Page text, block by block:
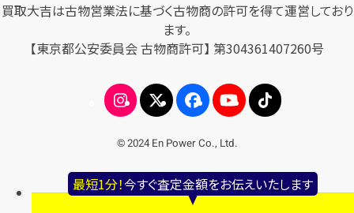
最短1分！今すぐ査定金額をお伝えいたします
買取大吉は古物営業法に基づく古物商の許可を得て運営しており
ます。
【東京都公安委員会 古物商許可】 第304361407260号
© 2024 En Power Co., Ltd.